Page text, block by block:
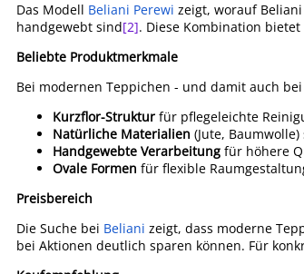
Das Modell Beliani Perewi zeigt, worauf
handgewebt sind[2]. Diese Kombination
Beliebte Produktmerkmale
Bei modernen Teppichen - und damit auch
Kurzflor-Struktur für pflegeleichte
Natürliche Materialien (Jute,
Handgewebte Verarbeitung für höhere
Ovale Formen für flexible
Preisbereich
Die Suche bei Beliani zeigt, dass moderne
bei Aktionen deutlich sparen können. Für